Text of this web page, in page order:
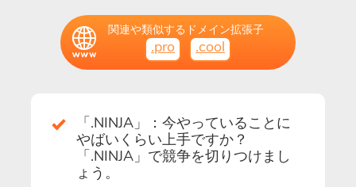
関連や類似するドメイン拡張子
.pro .cool
「.NINJA」：今やっていることに
やばいくらい上手ですか？
「.NINJA」で競争を切りつけまし
ょう。